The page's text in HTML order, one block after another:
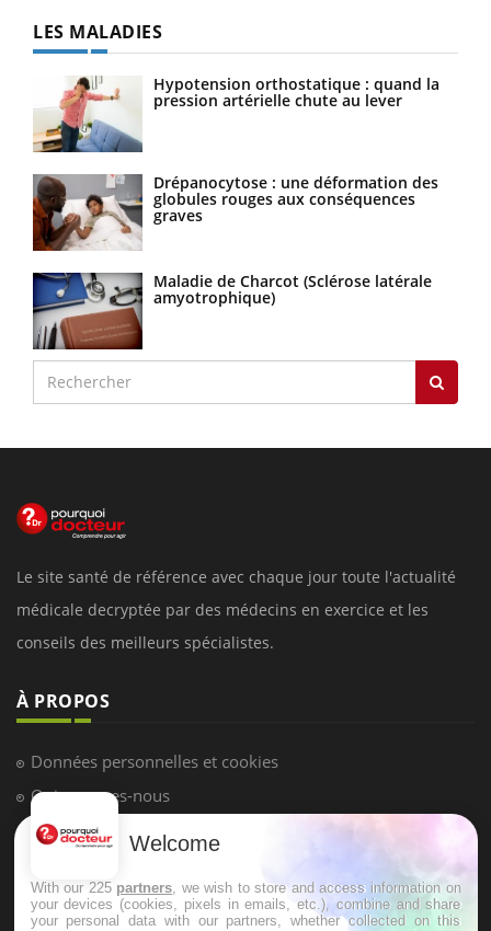
LES MALADIES
Hypotension orthostatique : quand la
pression artérielle chute au lever
Drépanocytose : une déformation des
globules rouges aux conséquences
graves
Maladie de Charcot (Sclérose latérale
amyotrophique)
Le site santé de référence avec chaque jour toute l'actualité
médicale decryptée par des médecins en exercice et les
conseils des meilleurs spécialistes.
À PROPOS
Données personnelles et cookies
Qui sommes-nous
Conditions d'utilisation
Mentions Légales
Welcome
With our 225 partners , we wish to store and access information on
your devices (cookies, pixels in emails, etc.), combine and share
your personal data with our partners, whether collected on this